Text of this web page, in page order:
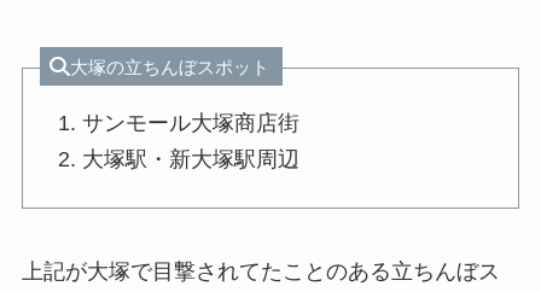
大塚の立ちんぼスポット
サンモール大塚商店街
大塚駅・新大塚駅周辺
上記が大塚で目撃されてたことのある立ちんぼス